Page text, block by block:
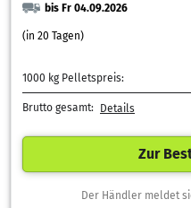
bis Fr 04.09.2026
(in 20 Tagen)
1000 kg Pelletspreis:
Brutto gesamt: Details
Zur
Der Händler meldet